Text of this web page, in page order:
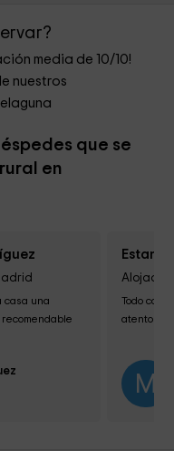
media de 10/10!
nuestros
que se
en
casa una
Alojado
Todo
atento en
M